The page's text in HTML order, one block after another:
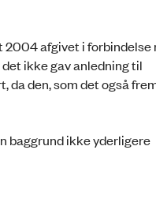
afgivet i forbindelse
ikke gav anledning til
den, som det også
baggrund ikke yderligere